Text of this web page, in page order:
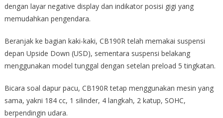
dengan layar negative display dan indikator posisi gigi yang
memudahkan pengendara.
Beranjak ke bagian kaki-kaki, CB190R telah memakai suspensi
depan Upside Down (USD), sementara suspensi belakang
menggunakan model tunggal dengan setelan preload 5 tingkatan.
Bicara soal dapur pacu, CB190R tetap menggunakan mesin yang
sama, yakni 184 cc, 1 silinder, 4 langkah, 2 katup, SOHC,
berpendingin udara.